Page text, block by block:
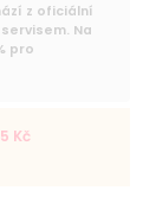
z oficiální
Na
pro
Kč